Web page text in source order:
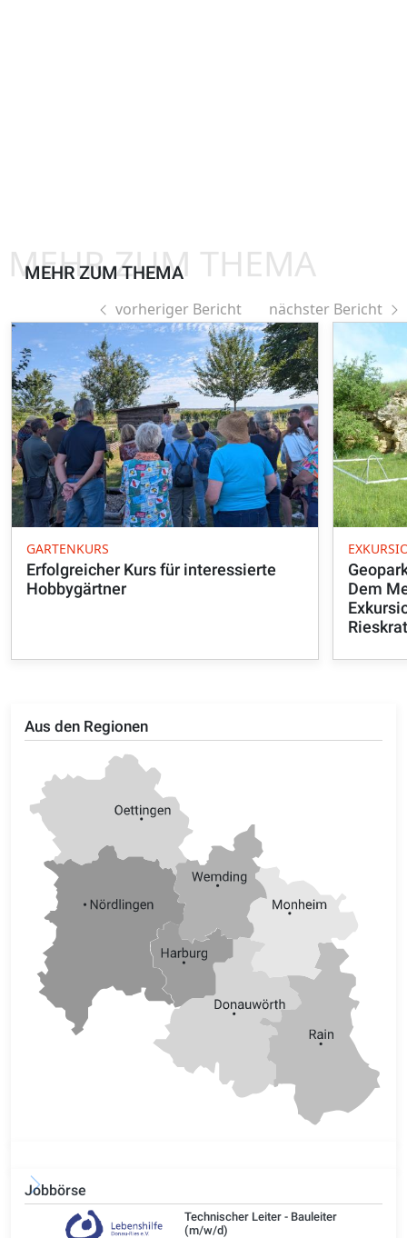
Aus den Regionen
Jobbörse
Technischer Leiter - Bauleiter
(m/w/d)
MEHR ZUM THEMA
MEHR ZUM THEMA
vorheriger Bericht nächster Bericht
GARTENKURS
Erfolgreicher Kurs für interessierte
Hobbygärtner
Dem